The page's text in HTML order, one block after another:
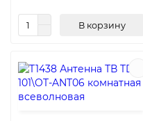
В корзину